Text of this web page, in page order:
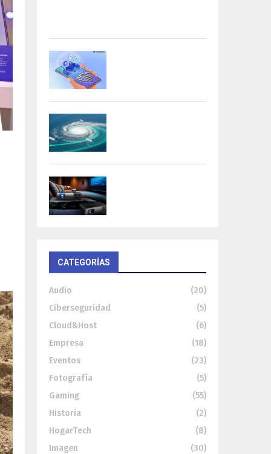
CATEGORÍAS
Audio
(20)
Ciberseguridad
(5)
Cloud&Host
(6)
Empresa
(18)
Eventos
(23)
Fotografía
(5)
Gaming
(55)
Historia
(2)
HogarTech
(8)
Imagen
(30)